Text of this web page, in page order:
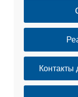
Контакты